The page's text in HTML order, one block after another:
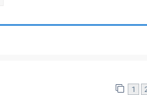
1